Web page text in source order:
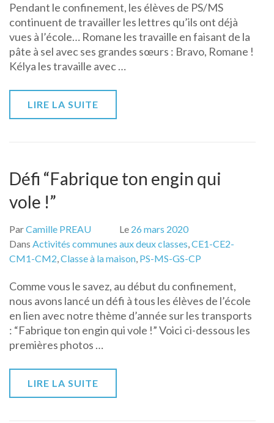
Pendant le confinement, les élèves de PS/MS
continuent de travailler les lettres qu’ils ont déjà
vues à l’école… Romane les travaille en faisant de la
pâte à sel avec ses grandes sœurs : Bravo, Romane !
Kélya les travaille avec …
LIRE LA SUITE
Défi “Fabrique ton engin qui
vole !”
ParCamille PREAU Le 26 mars 2020
Dans Activités communes aux deux classes,CE1-CE2-
CM1-CM2,Classe à la maison, PS-MS-GS-CP
Comme vous le savez, au début du confinement,
nous avons lancé un défi à tous les élèves de l’école
en lien avec notre thème d’année sur les transports
: “Fabrique ton engin qui vole !” Voici ci-dessous les
premières photos …
LIRE LA SUITE